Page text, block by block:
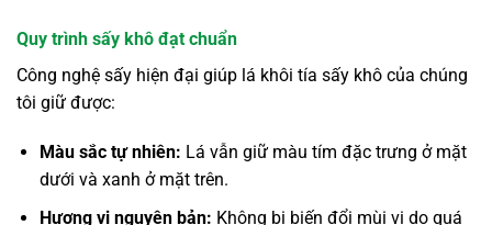
Quy trình sấy khô đạt chuẩn
Công nghệ sấy hiện đại giúp lá khôi tía sấy khô của chúng
tôi giữ được:
Màu sắc tự nhiên: Lá vẫn giữ màu tím đặc trưng ở mặt
dưới và xanh ở mặt trên.
Hương vị nguyên bản: Không bị biến đổi mùi vị do quá